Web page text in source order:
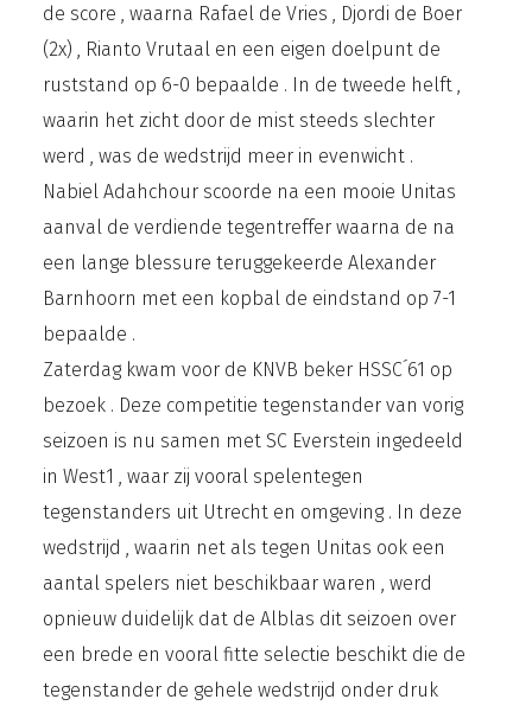
de score , waarna Rafael de Vries , Djordi de Boer
(2x) , Rianto Vrutaal en een eigen doelpunt de
ruststand op 6-0 bepaalde . In de tweede helft ,
waarin het zicht door de mist steeds slechter
werd , was de wedstrijd meer in evenwicht .
Nabiel Adahchour scoorde na een mooie Unitas
aanval de verdiende tegentreffer waarna de na
een lange blessure teruggekeerde Alexander
Barnhoorn met een kopbal de eindstand op 7-1
bepaalde .
Zaterdag kwam voor de KNVB beker HSSC´61 op
bezoek . Deze competitie tegenstander van vorig
seizoen is nu samen met SC Everstein ingedeeld
in West1 , waar zij vooral spelentegen
tegenstanders uit Utrecht en omgeving . In deze
wedstrijd , waarin net als tegen Unitas ook een
aantal spelers niet beschikbaar waren , werd
opnieuw duidelijk dat de Alblas dit seizoen over
een brede en vooral fitte selectie beschikt die de
tegenstander de gehele wedstrijd onder druk